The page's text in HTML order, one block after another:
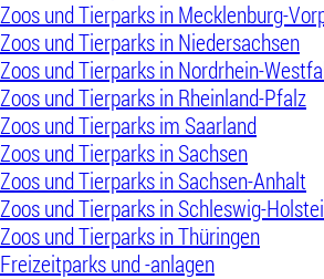
Zoos und Tierparks in Mecklenburg-
Zoos und Tierparks in Niedersachsen
Zoos und Tierparks in Nordrhein-
Zoos und Tierparks in Rheinland-Pfalz
Zoos und Tierparks im Saarland
Zoos und Tierparks in Sachsen
Zoos und Tierparks in Sachsen-Anhalt
Zoos und Tierparks in Schleswig-
Zoos und Tierparks in Thüringen
Freizeitparks und -anlagen